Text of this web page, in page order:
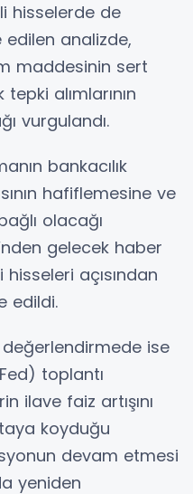
hisselerde de
edilen analizde,
maddesinin sert
alımlarının
vurgulandı.
bankacılık
hafiflemesine ve
olacağı
gelecek haber
hisseleri açısından
edildi.
ise
toplantı
ilave faiz artışını
koyduğu
devam etmesi
yeniden